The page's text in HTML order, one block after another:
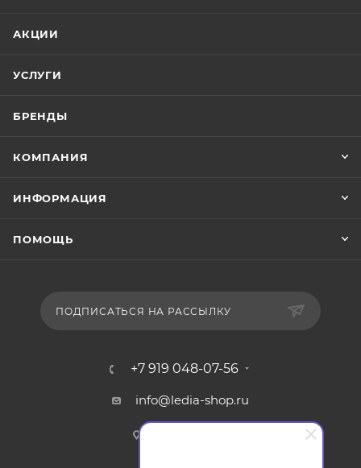
АКЦИИ
УСЛУГИ
БРЕНДЫ
КОМПАНИЯ
ИНФОРМАЦИЯ
ПОМОЩЬ
ПОДПИСАТЬСЯ НА РАССЫЛКУ
+7 919 048-07-56
info@ledia-shop.ru